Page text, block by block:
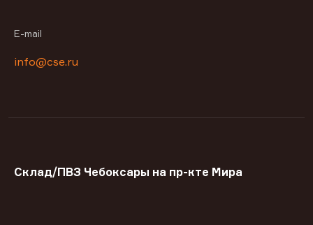
E-mail
info@cse.ru
Склад/ПВЗ Чебоксары на пр-кте Мира